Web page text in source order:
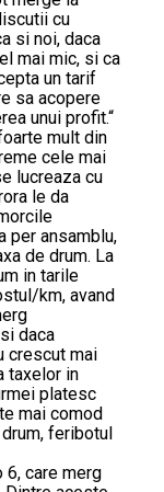
cu
si noi, daca
mai mic, si ca
un tarif
sa acopere
unui profit.“
mult din
cele mai
lucreaza cu
le da
per ansamblu,
de drum. La
in tarile
km, avand
daca
crescut mai
taxelor in
platesc
mai comod
feribotul
6, care merg